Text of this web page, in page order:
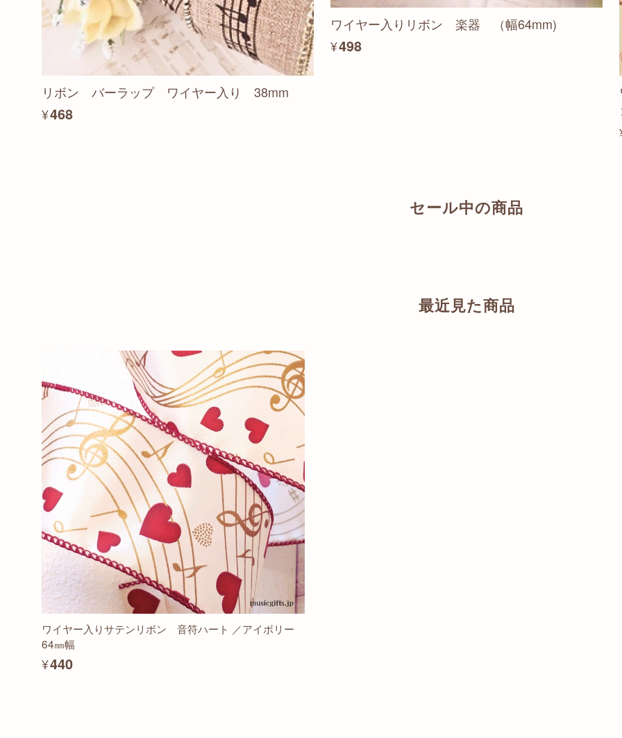
リボン バーラップ ワイヤー入り 38mm
¥468
ワイヤー入りリボン 楽器 （幅64mm)
¥498
セール中の商品
最近見た商品
ワイヤー入りサテンリボン 音符ハート ／アイボリー
64㎜幅
¥440